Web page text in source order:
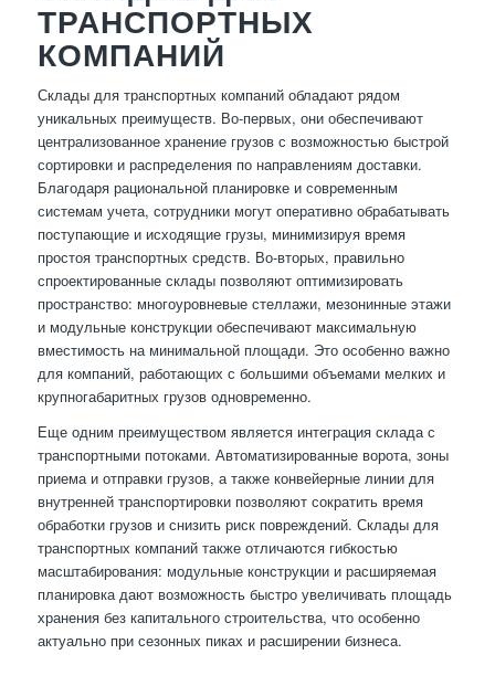
ТРАНСПОРТНЫХ
КОМПАНИЙ
Склады для транспортных компаний обладают рядом
уникальных преимуществ. Во-первых, они обеспечивают
централизованное хранение грузов с возможностью быстрой
сортировки и распределения по направлениям доставки.
Благодаря рациональной планировке и современным
системам учета, сотрудники могут оперативно обрабатывать
поступающие и исходящие грузы, минимизируя время
простоя транспортных средств. Во-вторых, правильно
спроектированные склады позволяют оптимизировать
пространство: многоуровневые стеллажи, мезонинные этажи
и модульные конструкции обеспечивают максимальную
вместимость на минимальной площади. Это особенно важно
для компаний, работающих с большими объемами мелких и
крупногабаритных грузов одновременно.
Еще одним преимуществом является интеграция склада с
транспортными потоками. Автоматизированные ворота, зоны
приема и отправки грузов, а также конвейерные линии для
внутренней транспортировки позволяют сократить время
обработки грузов и снизить риск повреждений. Склады для
транспортных компаний также отличаются гибкостью
масштабирования: модульные конструкции и расширяемая
планировка дают возможность быстро увеличивать площадь
хранения без капитального строительства, что особенно
актуально при сезонных пиках и расширении бизнеса.